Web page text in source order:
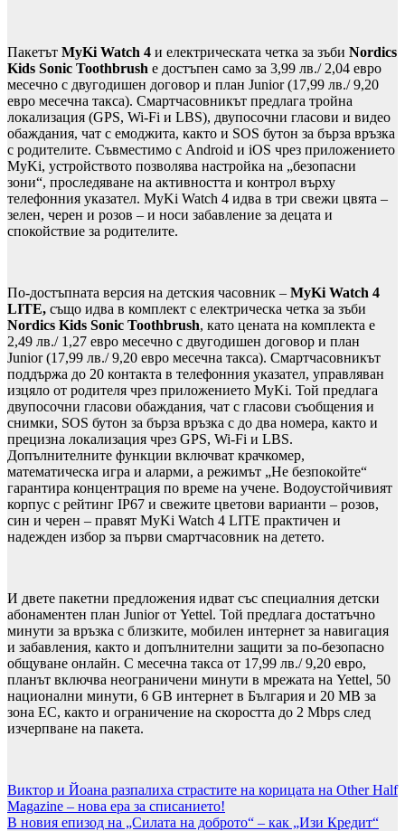
Пакетът MyKi Watch 4 и електрическата четка за зъби Nordics
Kids Sonic Toothbrush е достъпен само за 3,99 лв./ 2,04 евро
месечно с двугодишен договор и план Junior (17,99 лв./ 9,20
евро месечна такса). Смартчасовникът предлага тройна
локализация (GPS, Wi-Fi и LBS), двупосочни гласови и видео
обаждания, чат с емоджита, както и SOS бутон за бърза връзка
с родителите. Съвместимо с Android и iOS чрез приложението
MyKi, устройството позволява настройка на „безопасни
зони“, проследяване на активността и контрол върху
телефонния указател. MyKi Watch 4 идва в три свежи цвята –
зелен, черен и розов – и носи забавление за децата и
спокойствие за родителите.
По-достъпната версия на детския часовник – MyKi Watch 4
LITE, също идва в комплект с електрическа четка за зъби
Nordics Kids Sonic Toothbrush, като цената на комплекта е
2,49 лв./ 1,27 евро месечно с двугодишен договор и план
Junior (17,99 лв./ 9,20 евро месечна такса). Смартчасовникът
поддържа до 20 контакта в телефонния указател, управляван
изцяло от родителя чрез приложението MyKi. Той предлага
двупосочни гласови обаждания, чат с гласови съобщения и
снимки, SOS бутон за бърза връзка с до два номера, както и
прецизна локализация чрез GPS, Wi-Fi и LBS.
Допълнителните функции включват крачкомер,
математическа игра и аларми, а режимът „Не безпокойте“
гарантира концентрация по време на учене. Водоустойчивият
корпус с рейтинг IP67 и свежите цветови варианти – розов,
син и черен – правят MyKi Watch 4 LITE практичен и
надежден избор за първи смартчасовник на детето.
И двете пакетни предложения идват със специалния детски
абонаментен план Junior от Yettel. Той предлага достатъчно
минути за връзка с близките, мобилен интернет за навигация
и забавления, както и допълнителни защити за по-безопасно
общуване онлайн. С месечна такса от 17,99 лв./ 9,20 евро,
планът включва неограничени минути в мрежата на Yettel, 50
национални минути, 6 GB интернет в България и 20 MB за
зона ЕС, както и ограничение на скоростта до 2 Mbps след
изчерпване на пакета.
Навигация
Виктор и Йоана разпалиха страстите на корицата на Other Half
Magazine – нова ера за списанието!
В новия епизод на „Силата на доброто“ – как „Изи Кредит“